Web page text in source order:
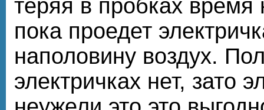
теряя в пробках
пока проедет
наполовину воздух.
электричках нет, зато